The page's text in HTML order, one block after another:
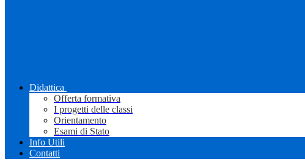
Didattica
Offerta formativa
I progetti delle classi
Orientamento
Esami di Stato
Info Utili
Contatti